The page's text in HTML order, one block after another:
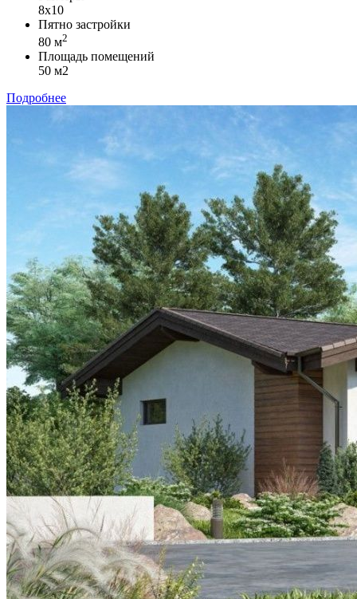
8х10
Пятно застройки
80 м2
Площадь помещений
50 м2
Подробнее